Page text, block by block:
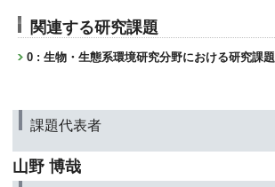
関連する研究課題
0 : 生物・生態系環境研究分野における研究課題
課題代表者
山野 博哉